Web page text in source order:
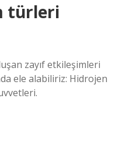
türleri
zayıf etkileşimleri
ele alabiliriz: Hidrojen